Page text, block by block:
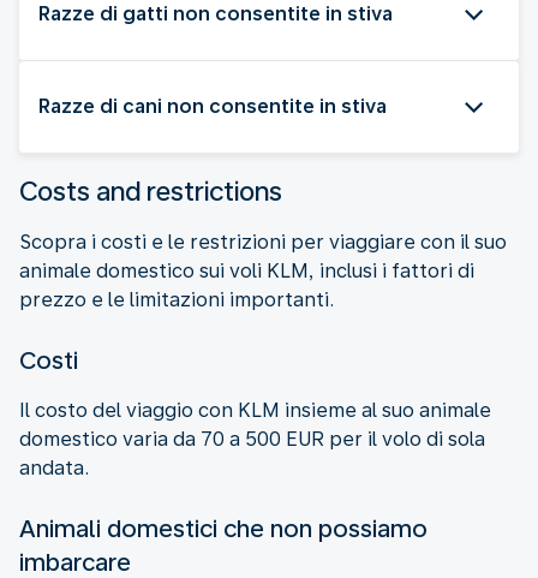
Razze di gatti non consentite in stiva
Razze di cani non consentite in stiva
Costs and restrictions
Scopra i costi e le restrizioni per viaggiare con il suo
animale domestico sui voli KLM, inclusi i fattori di
prezzo e le limitazioni importanti.
Costi
Il costo del viaggio con KLM insieme al suo animale
domestico varia da 70 a 500 EUR per il volo di sola
andata.
Animali domestici che non possiamo
imbarcare